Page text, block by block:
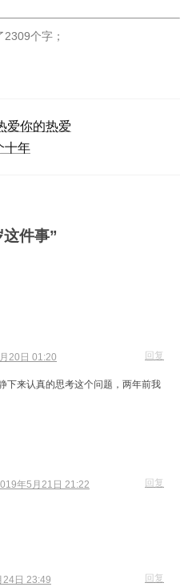
2309个字 ；
爱你的热爱
十年
件事”
20日 01:20
下来认真的思考这个问题，两年前我
回复
年5月21日 21:22 回复
24日 23:49 回复